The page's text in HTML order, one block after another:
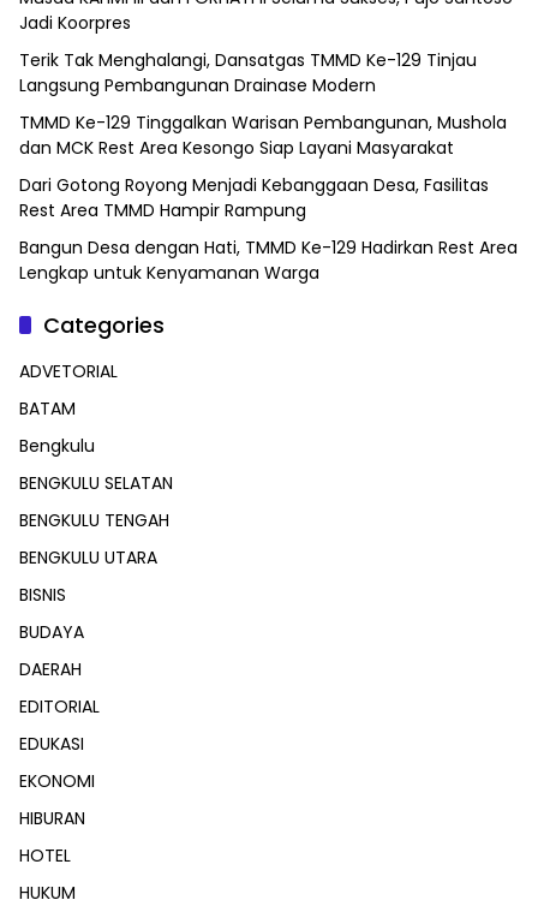
Jadi Koorpres
Terik Tak Menghalangi, Dansatgas TMMD Ke-129 Tinjau
Langsung Pembangunan Drainase Modern
TMMD Ke-129 Tinggalkan Warisan Pembangunan, Mushola
dan MCK Rest Area Kesongo Siap Layani Masyarakat
Dari Gotong Royong Menjadi Kebanggaan Desa, Fasilitas
Rest Area TMMD Hampir Rampung
Bangun Desa dengan Hati, TMMD Ke-129 Hadirkan Rest Area
Lengkap untuk Kenyamanan Warga
Categories
ADVETORIAL
BATAM
Bengkulu
BENGKULU SELATAN
BENGKULU TENGAH
BENGKULU UTARA
BISNIS
BUDAYA
DAERAH
EDITORIAL
EDUKASI
EKONOMI
HIBURAN
HOTEL
HUKUM